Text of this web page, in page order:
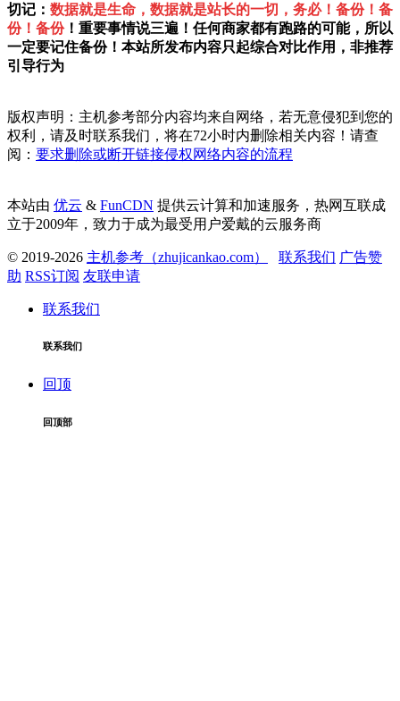
切记： 数据就是生命，数据就是站长的一切，务必！备份！备
份！备份！重要事情说三遍！任何商家都有跑路的可能，所以
一定要记住备份！本站所发布内容只起综合对比作用，非推荐
引导行为
版权声明：主机参考部分内容均来自网络，若无意侵犯到您的
权利，请及时联系我们，将在72小时内删除相关内容！请查
阅： 要求删除或断开链接侵权网络内容的流程
本站由 优云 & FunCDN 提供云计算和加速服务，热网互联成
立于2009年，致力于成为最受用户爱戴的云服务商
© 2019-2026 主机参考（zhujicankao.com） 联系我们 广告赞
助 RSS订阅 友联申请
联系我们
联系我们
回顶
回顶部